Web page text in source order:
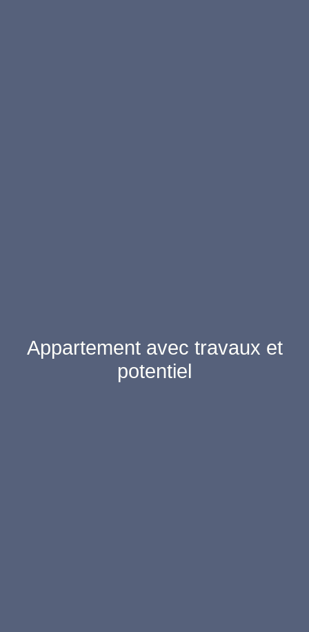
Appartement avec travaux et
potentiel